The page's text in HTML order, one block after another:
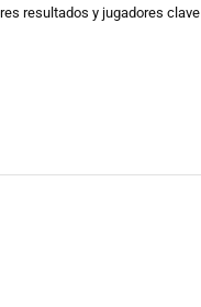
resultados y jugadores clave